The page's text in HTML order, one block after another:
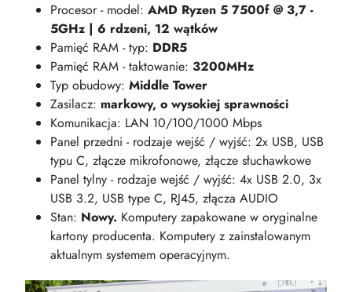
Procesor - model: AMD Ryzen 5 7500f @ 3,7 -
5GHz | 6 rdzeni, 12 wątków
Pamięć RAM - typ: DDR5
Pamięć RAM - taktowanie: 3200MHz
Typ obudowy: Middle Tower
Zasilacz: markowy, o wysokiej sprawności
Komunikacja: LAN 10/100/1000 Mbps
Panel przedni - rodzaje wejść / wyjść: 2x USB, USB
typu C, złącze mikrofonowe, złącze słuchawkowe
Panel tylny - rodzaje wejść / wyjść: 4x USB 2.0, 3x
USB 3.2, USB type C, RJ45, złącza AUDIO
Stan: Nowy. Komputery zapakowane w oryginalne
kartony producenta. Komputery z zainstalowanym
aktualnym systemem operacyjnym.